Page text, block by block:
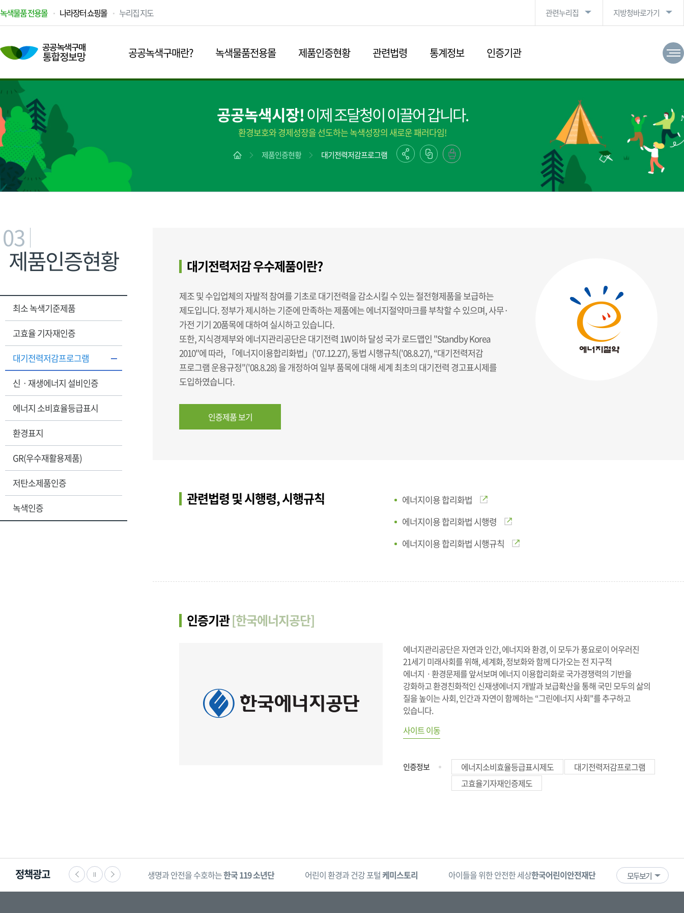
녹색물품 전용몰 나라장터 쇼핑몰 누리집 지도 관련누리집 지방청바로가기
공공녹색구매란? 녹색물품전용몰 제품인증현황 관련법령 통계정보 인증기관
공공녹색시장!이제 조달청이 이끌어 갑니다.
환경보호와 경제성장을 선도하는 녹색성장의 새로운 패러다임!
제품인증현황 대기전력저감프로그램
03
제품인증현황
최소 녹색기준제품
고효율 기자재인증
대기전력저감프로그램
신ㆍ재생에너지 설비인증
에너지 소비효율등급표시
환경표지
GR(우수재활용제품)
저탄소제품인증
녹색인증
대기전력저감 우수제품이란?
제조 및 수입업체의 자발적 참여를 기초로 대기전력을 감소시킬 수 있는 절전형제품을 보급하는
제도입니다. 정부가 제시하는 기준에 만족하는 제품에는 에너지절약마크를 부착할 수 있으며, 사무·
가전 기기 20품목에 대하여 실시하고 있습니다.
또한, 지식경제부와 에너지관리공단은 대기전력 1W이하 달성 국가 로드맵인 "Standby Korea
2010"에 따라, 「에너지이용합리화법」('07.12.27), 동법 시행규칙('08.8.27), “대기전력저감
프로그램 운용규정"('08.8.28) 을 개정하여 일부 품목에 대해 세계 최초의 대기전력 경고표시제를
도입하였습니다.
인증제품 보기
관련법령 및 시행령, 시행규칙
에너지이용 합리화법
에너지이용 합리화법 시행령
에너지이용 합리화법 시행규칙
인증기관[한국에너지공단]
에너지관리공단은 자연과 인간, 에너지와 환경, 이 모두가 풍요로이 어우러진
21세기 미래사회를 위해, 세계화, 정보화와 함께 다가오는 전 지구적
에너지ㆍ환경문제를 앞서보며 에너지 이용합리화로 국가경쟁력의 기반을
강화하고 환경친화적인 신재생에너지 개발과 보급확산을 통해 국민 모두의 삶의
질을 높이는 사회, 인간과 자연이 함께하는 “그린에너지 사회"를 추구하고
있습니다.
사이트 이동
인증정보 에너지소비효율등급표시제도
대기전력저감프로그램
고효율기자재인증제도
정책광고 생명과 안전을 수호하는한국 119 소년단 어린이 환경과 건강 포털케미스토리 아이들을 위한 안전한 세상한국어린이안전재단 어린이·청소년
모두보기